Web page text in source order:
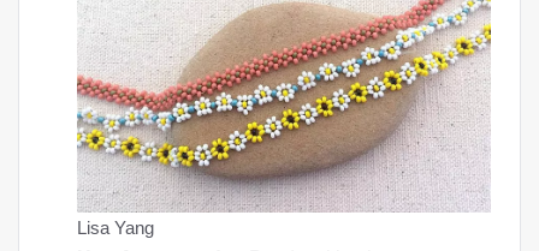
Lisa Yang